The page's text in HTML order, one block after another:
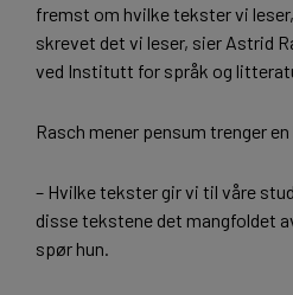
fremst om hvilke tekster vi
skrevet det vi leser, sier Astrid
ved Institutt for språk og
Rasch mener pensum trenger
– Hvilke tekster gir vi til våre
disse tekstene det mangfoldet
spør hun.